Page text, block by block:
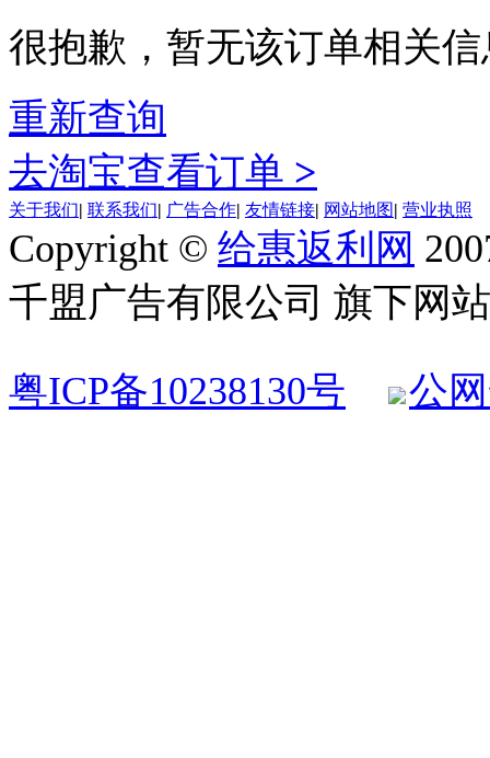
很抱歉，暂无该订单相关
重新查询
去淘宝查看订单 >
关于我们| 联系我们| 广告合作| 友情链接| 网站地图| 营业执照
Copyright © 给惠返利网
千盟广告有限公司 旗下网
粤ICP备10238130号 公